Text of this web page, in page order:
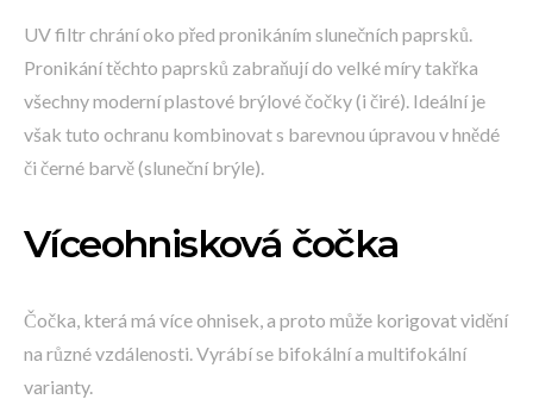
UV filtr chrání oko před pronikáním slunečních paprsků.
Pronikání těchto paprsků zabraňují do velké míry takřka
všechny moderní plastové brýlové čočky (i čiré). Ideální je
však tuto ochranu kombinovat s barevnou úpravou v hnědé
či černé barvě (sluneční brýle).
Víceohnisková čočka
Čočka, která má více ohnisek, a proto může korigovat vidění
na různé vzdálenosti. Vyrábí se bifokální a multifokální
varianty.